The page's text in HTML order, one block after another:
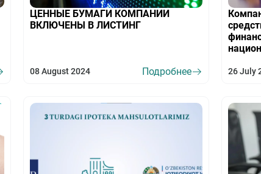
ЦЕННЫЕ БУМАГИ КОМПАНИИ
ВКЛЮЧЕНЫ В ЛИСТИНГ
08 August 2024 Подробнее 26 July